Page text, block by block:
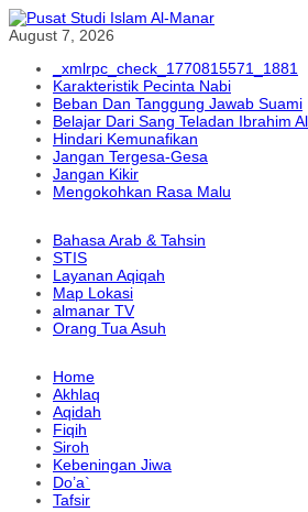
August 7, 2026
_xmlrpc_check_1770815571_1881
Karakteristik Pecinta Nabi
Beban Dan Tanggung Jawab Suami
Belajar Dari Sang Teladan Ibrahim
Hindari Kemunafikan
Jangan Tergesa-Gesa
Jangan Kikir
Mengokohkan Rasa Malu
Bahasa Arab & Tahsin
STIS
Layanan Aqiqah
Map Lokasi
almanar TV
Orang Tua Asuh
Home
Akhlaq
Aqidah
Fiqih
Siroh
Kebeningan Jiwa
Do’a`
Tafsir